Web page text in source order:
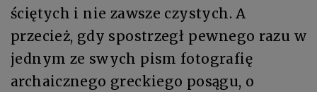
ściętych i nie zawsze czystych. A
przecież, gdy spostrzegł pewnego razu w
jednym ze swych pism fotografię
archaicznego greckiego posągu, o